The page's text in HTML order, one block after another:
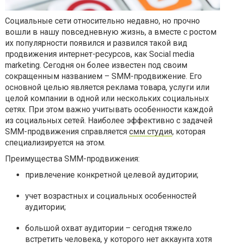
Социальные сети относительно недавно, но прочно
вошли в нашу повседневную жизнь, а вместе с ростом
их популярности появился и развился такой вид
продвижения интернет-ресурсов, как Social media
marketing. Сегодня он более известен под своим
сокращенным названием – SMM-продвижение. Его
основной целью является реклама товара, услуги или
целой компании в одной или нескольких социальных
сетях. При этом важно учитывать особенности каждой
из социальных сетей. Наиболее эффективно с задачей
SMM-продвижения справляется смм студия, которая
специализируется на этом.
Преимущества SMM-продвижения:
привлечение конкретной целевой аудитории;
учет возрастных и социальных особенностей
аудитории;
большой охват аудитории – сегодня тяжело
встретить человека, у которого нет аккаунта хотя